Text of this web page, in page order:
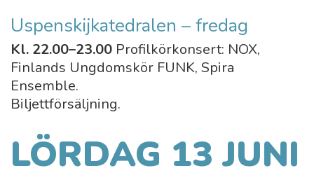
Uspenskijkatedralen – fredag
Kl. 22.00–23.00 Profilkörkonsert: NOX,
Finlands Ungdomskör FUNK, Spira
Ensemble.
Biljettförsäljning.
LÖRDAG 13 JUNI